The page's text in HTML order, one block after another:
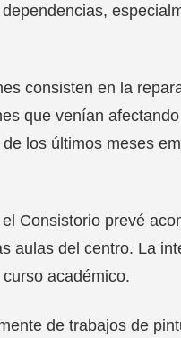
consisten en la
que venían
los últimos meses
Consistorio prevé
aulas del centro. La
académico.
de trabajos de